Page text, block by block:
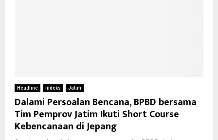
Headline indeks Jatim
Dalami Persoalan Bencana, BPBD bersama
Tim Pemprov Jatim Ikuti Short Course
Kebencanaan di Jepang